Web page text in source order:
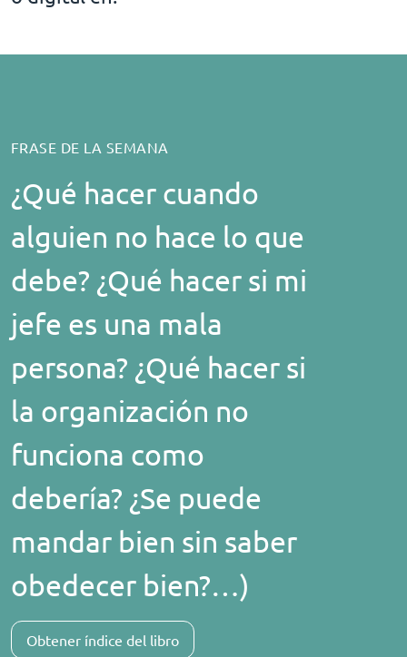
FRASE DE LA SEMANA
¿Qué hacer cuando
alguien no hace lo que
debe? ¿Qué hacer si mi
jefe es una mala
persona? ¿Qué hacer si
la organización no
funciona como
debería? ¿Se puede
mandar bien sin saber
obedecer bien?…)
Obtener índice del libro